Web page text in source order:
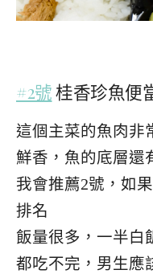
#2號桂香珍魚便
這個主菜的魚肉非
鮮香，魚的底層還
我會推薦2號，如
排名
飯量很多，一半白
都吃不完，男生應